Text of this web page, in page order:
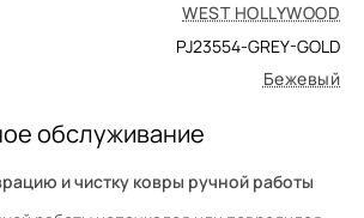
WEST HOLLYWOOD
PJ23554-GREY-GOLD
Бежевый
обслуживание
и чистку ковры ручной работы